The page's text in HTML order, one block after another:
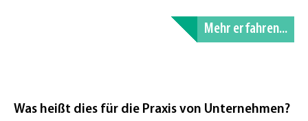
Mehr erfahren...
Was heißt dies für die Praxis von Unternehmen?